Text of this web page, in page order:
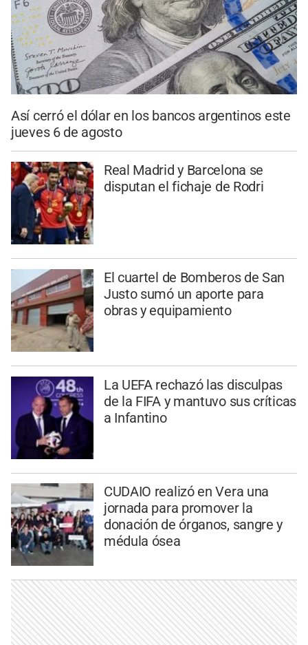
Así cerró el dólar en los bancos argentinos este
jueves 6 de agosto
Real Madrid y Barcelona se
disputan el fichaje de Rodri
El cuartel de Bomberos de San
Justo sumó un aporte para
obras y equipamiento
La UEFA rechazó las disculpas
de la FIFA y mantuvo sus críticas
a Infantino
CUDAIO realizó en Vera una
jornada para promover la
donación de órganos, sangre y
médula ósea